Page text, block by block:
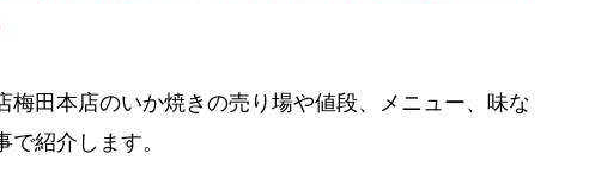
梅田本店のいか焼きの売り場や値段、メニュー、味な
紹介します。